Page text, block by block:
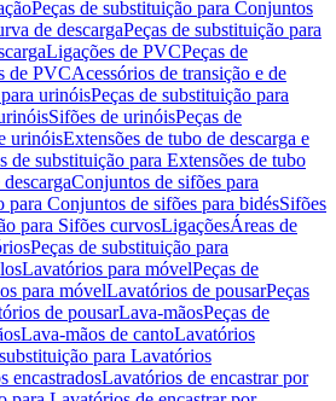
Peças de substituição para Conjuntos
de descargaPeças de substituição para
Ligações de PVCPeças de
de PVCAcessórios de transição e de
urinóisPeças de substituição para
Sifões de urinóisPeças de
urinóisExtensões de tubo de descarga e
de substituição para Extensões de tubo
Conjuntos de sifões para
para Conjuntos de sifões para bidésSifões
para Sifões curvosLigaçõesÁreas de
Peças de substituição para
Lavatórios para móvelPeças de
para móvelLavatórios de pousarPeças
de pousarLava-mãosPeças de
Lava-mãos de cantoLavatórios
para Lavatórios
encastradosLavatórios de encastrar por